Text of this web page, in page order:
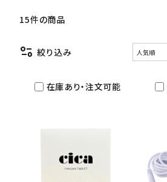
新規会員登録
セミナー/契約関連
15件の商品
page_info 絞り込み
在庫あり・注文可能